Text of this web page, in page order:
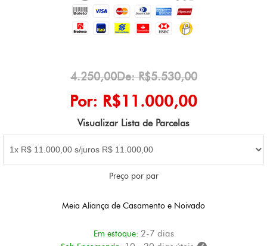
4.250,00De: R$5.530,00
Por: R$11.000,00
Visualizar Lista de Parcelas
Preço por par
Meia Aliança de Casamento e Noivado
Em estoque: 2-7 dias